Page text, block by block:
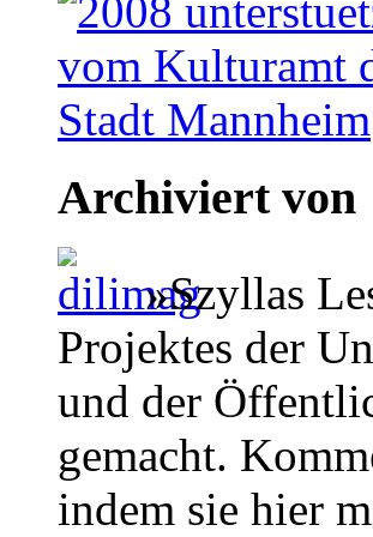
Archiviert von
»Szyllas
Projektes der
und der
gemacht.
indem sie hier